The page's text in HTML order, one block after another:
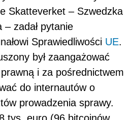
Skatteverket – Szwedzka
zadał pytanie
Sprawiedliwości UE.
był zaangażować
i za pośrednictwem
do internautów o
prowadzenia sprawy.